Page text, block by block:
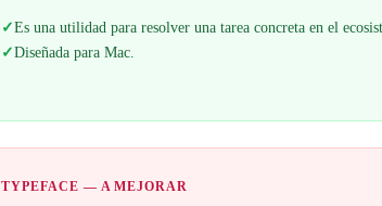
✓Es una utilidad para resolver una tarea concreta en el
✓Diseñada para Mac.
TYPEFACE — A MEJORAR